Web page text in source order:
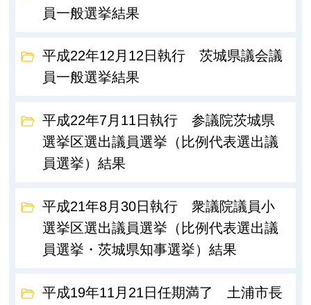
員一般選挙結果
平成22年12月12日執行 茨城県議会議
員一般選挙結果
平成22年7月11日執行 参議院茨城県
選挙区選出議員選挙（比例代表選出議
員選挙）結果
平成21年8月30日執行 衆議院議員小
選挙区選出議員選挙（比例代表選出議
員選挙・茨城県知事選挙）結果
平成19年11月21日任期満了 土浦市長